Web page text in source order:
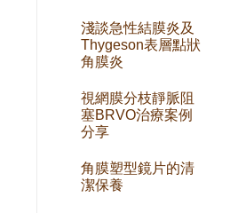
淺談急性結膜炎及
Thygeson表層點狀
角膜炎
視網膜分枝靜脈阻
塞BRVO治療案例
分享
角膜塑型鏡片的清
潔保養